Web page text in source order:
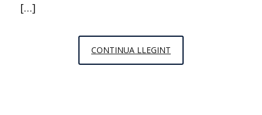
[…]
CONTINUA LLEGINT
AMB